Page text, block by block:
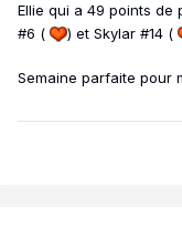
Ellie qui a 49 points de
#6 (
) et Skylar #14 (
Semaine parfaite pour